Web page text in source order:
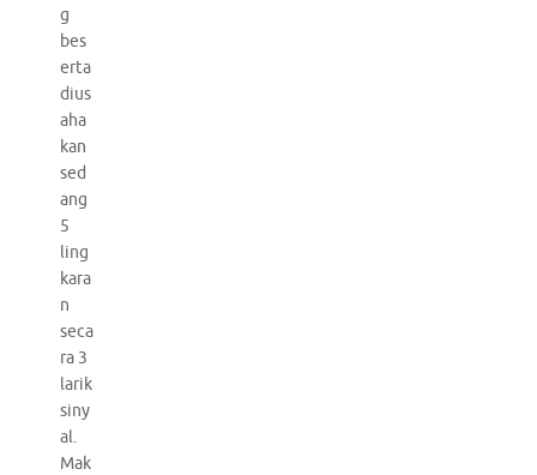
g
bes
erta
dius
aha
kan
sed
ang
5
ling
kara
n
seca
ra 3
larik
siny
al.
Mak